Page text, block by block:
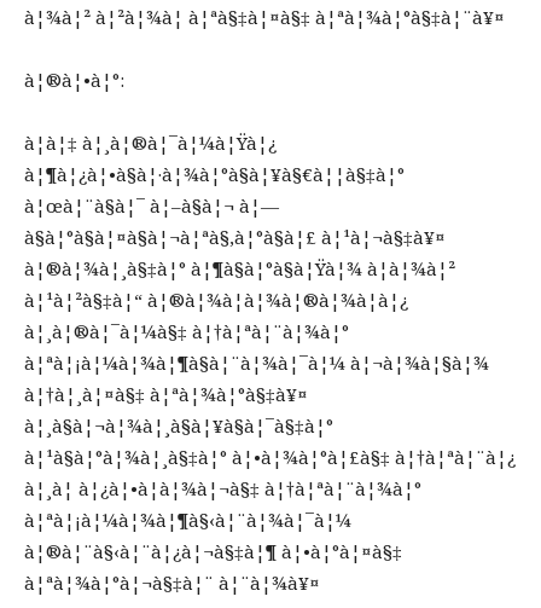
à¦¾à¦² à¦²à¦¾à¦­ à¦ªà§‡à¦¤à§‡ à¦ªà¦¾à¦°à§‡à¦¨à¥¤
à¦®à¦•à¦°:
à¦à¦‡ à¦¸à¦®à¦¯à¦¼à¦Ÿà¦¿
à¦¶à¦¿à¦•à§à¦·à¦¾à¦°à§à¦¥à§€à¦¦à§‡à¦°
à¦œà¦¨à§à¦¯ à¦–à§à¦¬ à¦—
à§à¦°à§à¦¤à§à¦¬à¦ªà§‚à¦°à§à¦£ à¦¹à¦¬à§‡à¥¤
à¦®à¦¾à¦¸à§‡à¦° à¦¶à§à¦°à§à¦Ÿà¦¾ à¦­à¦¾à¦²
à¦¹à¦²à§‡à¦“ à¦®à¦¾à¦à¦¾à¦®à¦¾à¦à¦¿
à¦¸à¦®à¦¯à¦¼à§‡ à¦†à¦ªà¦¨à¦¾à¦°
à¦ªà¦¡à¦¼à¦¾à¦¶à§à¦¨à¦¾à¦¯à¦¼ à¦¬à¦¾à¦§à¦¾
à¦†à¦¸à¦¤à§‡ à¦ªà¦¾à¦°à§‡à¥¤
à¦¸à§à¦¬à¦¾à¦¸à§à¦¥à§à¦¯à§‡à¦°
à¦¹à§à¦°à¦¾à¦¸à§‡à¦° à¦•à¦¾à¦°à¦£à§‡ à¦†à¦ªà¦¨à¦¿
à¦¸à¦ à¦¿à¦•à¦­à¦¾à¦¬à§‡ à¦†à¦ªà¦¨à¦¾à¦°
à¦ªà¦¡à¦¼à¦¾à¦¶à§‹à¦¨à¦¾à¦¯à¦¼
à¦®à¦¨à§‹à¦¨à¦¿à¦¬à§‡à¦¶ à¦•à¦°à¦¤à§‡
à¦ªà¦¾à¦°à¦¬à§‡à¦¨ à¦¨à¦¾à¥¤